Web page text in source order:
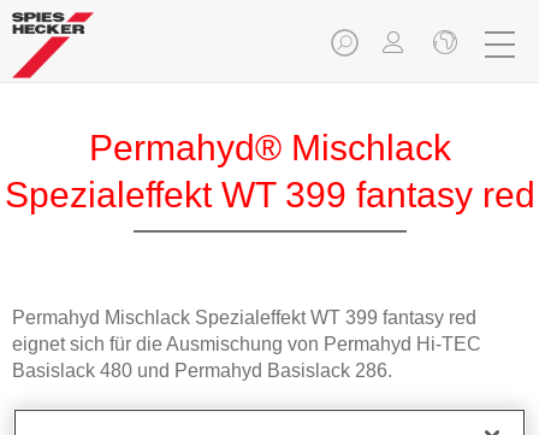
Permahyd® Mischlack
Spezialeffekt WT 399 fantasy red
Permahyd Mischlack Spezialeffekt WT 399 fantasy red
eignet sich für die Ausmischung von Permahyd Hi-TEC
Basislack 480 und Permahyd Basislack 286.